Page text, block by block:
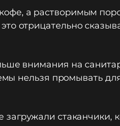
а растворимым
отрицательно
внимания на
нельзя промывать
стаканчики,